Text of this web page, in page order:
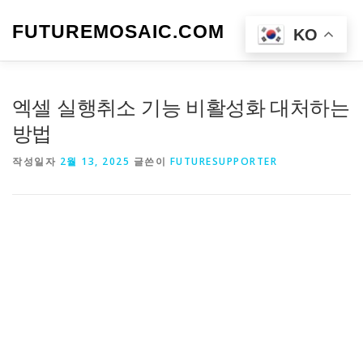
FUTUREMOSAIC.COM 메뉴
엑셀 실행취소 기능 비활성화 대처하는
방법
작성일자 2월 13, 2025 글쓴이 FUTURESUPPORTER
KO